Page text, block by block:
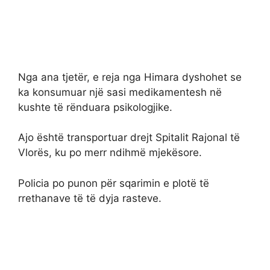
Nga ana tjetër, e reja nga Himara dyshohet se
ka konsumuar një sasi medikamentesh në
kushte të rënduara psikologjike.
Ajo është transportuar drejt Spitalit Rajonal të
Vlorës, ku po merr ndihmë mjekësore.
Policia po punon për sqarimin e plotë të
rrethanave të të dyja rasteve.